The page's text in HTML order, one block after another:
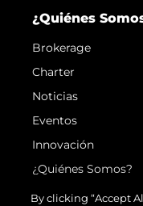
¿Quiénes
Brokerage
Charter
Noticias
Eventos
Innovación
¿Quiénes Somos?
El Equipo
By clicking “Accept